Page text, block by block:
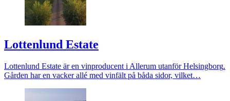
Lottenlund Estate
Lottenlund Estate är en vinproducent i Allerum utanförHelsingborg.
Gården har en vacker allé med vinfält på båda sidor, vilket…